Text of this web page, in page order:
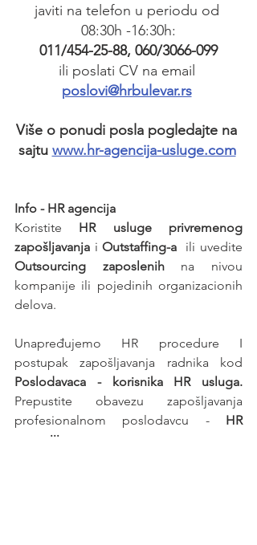
javiti na telefon u periodu od
08:30h -16:30h:
011/454-25-88, 060/3066-099
ili poslati CV na email
poslovi@hrbulevar.rs
Više o ponudi posla pogledajte na
sajtu www.hr-agencija-usluge.com
Info - HR agencija
Koristite HR usluge privremenog
zapošljavanja i Outstaffing-a
Outsourcing zaposlenih na nivou
kompanije ili pojedinih organizacionih
delova.
Unapređujemo HR procedure I
Prepustite obavezu zapošljavanja
profesionalnom poslodavcu - HR
agenciji